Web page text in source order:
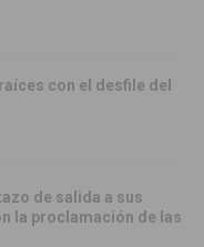
con el desfile del
de salida a sus
la proclamación de las